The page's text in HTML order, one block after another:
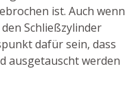
ist. Auch wenn
Schließzylinder
dafür sein, dass
ausgetauscht werden